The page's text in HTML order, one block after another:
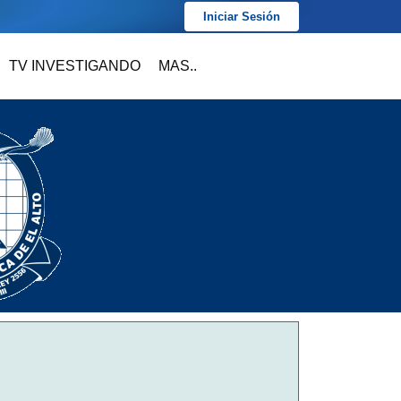
Iniciar Sesión
TV INVESTIGANDO MAS..